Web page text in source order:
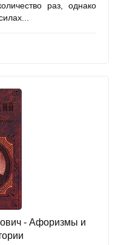
раз, однако
- Афоризмы и